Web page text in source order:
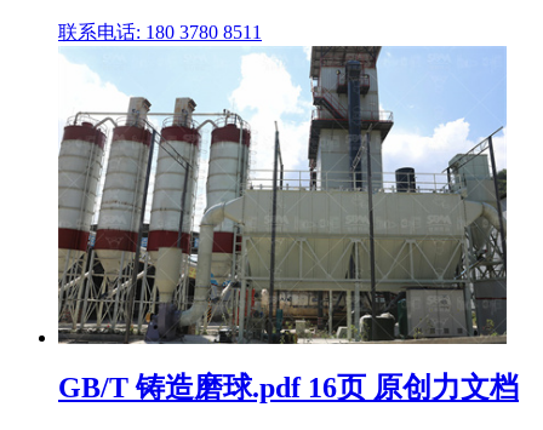
联系电话: 180 3780 8511
GB/T 铸造磨球.pdf 16页 原创力文档